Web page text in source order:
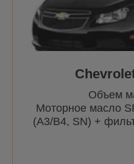
Range Rover Sport II (LW) |13-
Range Rover Sport II (LW,
Range Rover Sport |05-
Range Rover Velar (L560) |
Объем
Моторное масло
(A3/B4, SN) +